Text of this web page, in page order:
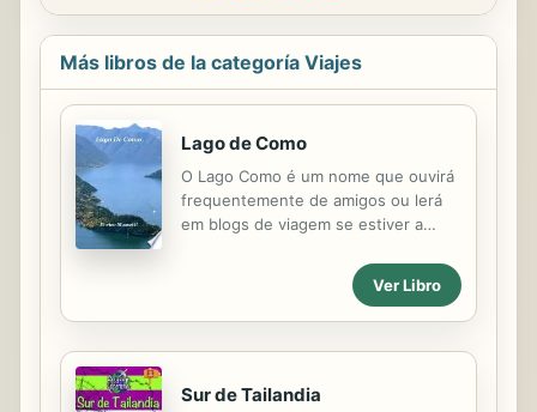
Más libros de la categoría Viajes
Lago de Como
O Lago Como é um nome que ouvirá
frequentemente de amigos ou lerá
em blogs de viagem se estiver a
terceiro maior lago da Itália é um
sucesso entre os veraneantes, e há
muitas razões por detrás disso.
antes de tomar uma decisão de
Ver Libro
Sur de Tailandia